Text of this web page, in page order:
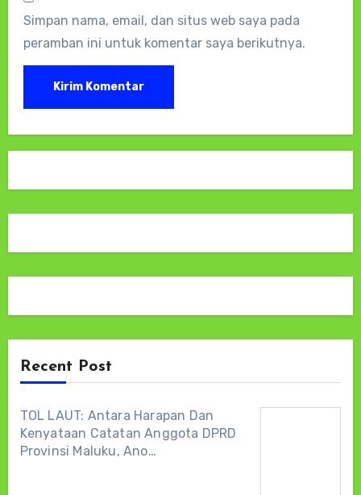
Simpan nama, email, dan situs web saya pada
peramban ini untuk komentar saya berikutnya.
Recent Post
TOL LAUT: Antara Harapan Dan
Kenyataan Catatan Anggota DPRD
Provinsi Maluku, Ano…